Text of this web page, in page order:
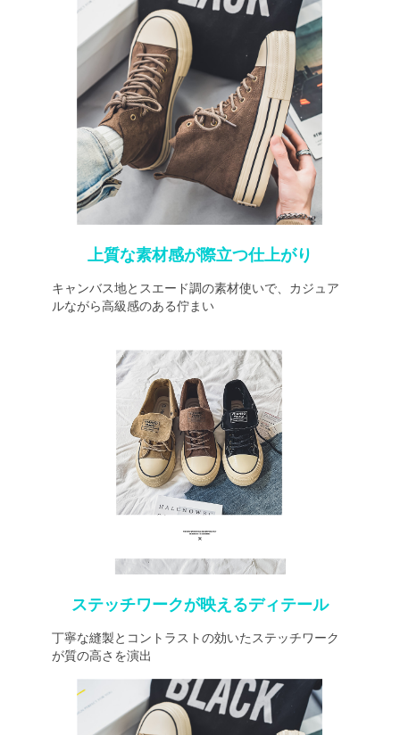
上質な素材感が際立つ仕上がり
キャンバス地とスエード調の素材使いで、カジュア
ルながら高級感のある佇まい
ステッチワークが映えるディテール
丁寧な縫製とコントラストの効いたステッチワーク
が質の高さを演出